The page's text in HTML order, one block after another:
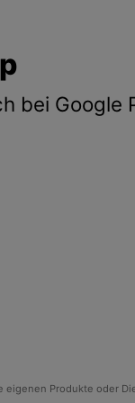
bei Google
Produkte oder